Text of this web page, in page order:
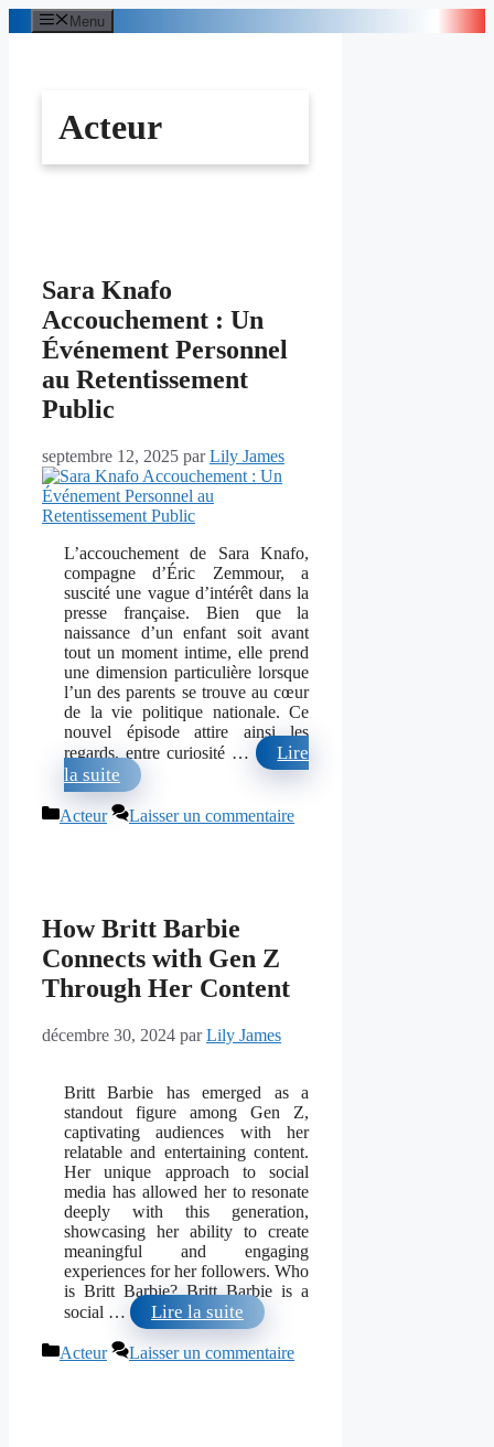
Aller
au
Menu
Acteur
Sara Knafo
Accouchement : Un
Événement Personnel
au Retentissement
Public
septembre 12, 2025 parLily James
L’accouchement de Sara Knafo,
compagne d’Éric Zemmour, a
suscité une vague d’intérêt dans la
presse française. Bien que la
naissance d’un enfant soit avant
tout un moment intime, elle prend
une dimension particulière lorsque
l’un des parents se trouve au cœur
de la vie politique nationale. Ce
nouvel épisode attire ainsi les
regards, entre curiosité …
Lire
la suite
Catégories
Acteur Laisser un commentaire
How Britt Barbie
Connects with Gen Z
Through Her Content
décembre 30, 2024 parLily James
Britt Barbie has emerged as a
standout figure among Gen Z,
captivating audiences with her
relatable and entertaining content.
Her unique approach to social
media has allowed her to resonate
deeply with this generation,
showcasing her ability to create
meaningful and engaging
experiences for her followers. Who
is Britt Barbie? Britt Barbie is a
social …
Lire la suite
Catégories
Acteur Laisser un commentaire